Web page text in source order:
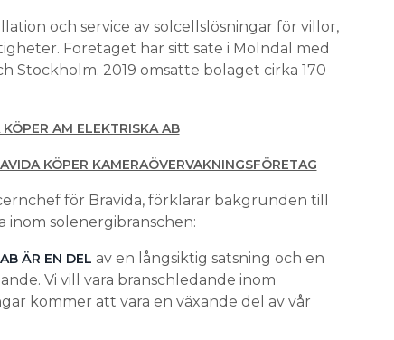
och service av solcellslösningar för villor,
Företaget har sitt säte i Mölndal med
Stockholm. 2019 omsatte bolaget cirka 170
KÖPER AM ELEKTRISKA AB
KÖPER KAMERAÖVERVAKNINGSFÖRETAG
för Bravida, förklarar bakgrunden till
inom solenergibranschen:
ÄR EN DEL av en långsiktig satsning och en
Vi vill vara branschledande inom
kommer att vara en växande del av vår